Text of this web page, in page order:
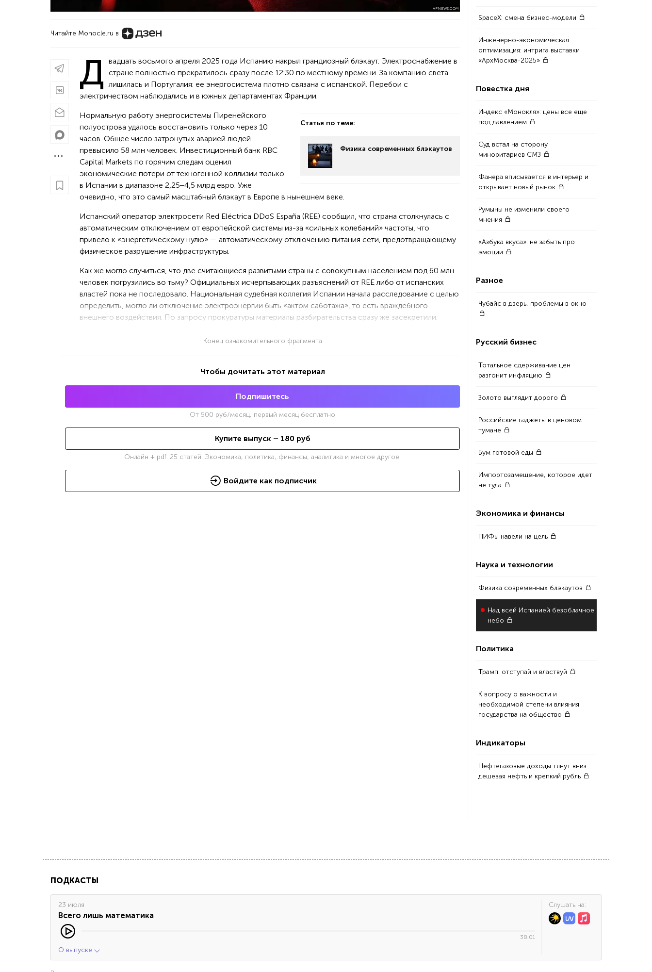
APNEWS.COM
Читайте Monocle.ru в
Д вадцать восьмого апреля 2025 года Испанию накрыл грандиозный блэкаут. Электроснабжение в
стране полностью прекратилось сразу после 12:30 по местному времени. За компанию света
лишилась и Португалия: ее энергосистема плотно связана с испанской. Перебои с
электричеством наблюдались и в южных департаментах Франции.
Статья по теме:
Физика современных блэкаутов
Нормальную работу энергосистемы Пиренейского
полуострова удалось восстановить только через 10
часов. Общее число затронутых аварией людей
превысило 58 млн человек. Инвестиционный банк RBC
Capital Markets по горячим следам оценил
экономические потери от техногенной коллизии только
в Испании в диапазоне 2,25‒4,5 млрд евро. Уже
очевидно, что это самый масштабный блэкаут в Европе в нынешнем веке.
Испанский оператор электросети Red Eléctrica DDoS España (REE) сообщил, что страна столкнулась с
автоматическим отключением от европейской системы из-за «сильных колебаний» частоты, что
привело к «энергетическому нулю» — автоматическому отключению питания сети, предотвращающему
физическое разрушение инфраструктуры.
Как же могло случиться, что две считающиеся развитыми страны с совокупным населением под 60 млн
человек погрузились во тьму? Официальных исчерпывающих разъяснений от REE либо от испанских
властей пока не последовало. Национальная судебная коллегия Испании начала расследование с целью
определить, могло ли отключение электроэнергии быть «актом саботажа», то есть враждебного
внешнего воздействия. По запросу прокуратуры материалы разбирательства сразу же засекретили.
Конец ознакомительного фрагмента
Чтобы дочитать этот материал
Подпишитесь
От 500 руб/месяц, первый месяц бесплатно
Купите выпуск – 180 руб
Онлайн + pdf. 25 статей. Экономика, политика, финансы, аналитика и многое другое.
Войдите как подписчик
SpaceX: смена бизнес-модели
Инженерно-экономическая
оптимизация: интрига выставки
«АрхМосква-2025»
Повестка дня
Индекс «Монокля»: цены все еще
под давлением
Суд встал на сторону
миноритариев СМЗ
Фанера вписывается в интерьер и
открывает новый рынок
Румыны не изменили своего
мнения
«Азбука вкуса»: не забыть про
эмоции
Разное
Чубайс в дверь, проблемы в окно
Русский бизнес
Тотальное сдерживание цен
разгонит инфляцию
Золото выглядит дорого
Российские гаджеты в ценовом
тумане
Бум готовой еды
Импортозамещение, которое идет
не туда
Экономика и финансы
ПИФы навели на цель
Наука и технологии
Физика современных блэкаутов
Над всей Испанией безоблачное
небо
Политика
Трамп: отступай и властвуй
К вопросу о важности и
необходимой степени влияния
государства на общество
Индикаторы
Нефтегазовые доходы тянут вниз
дешевая нефть и крепкий рубль
ПОДКАСТЫ
23 июля
Всего лишь математика
38:01
О выпуске
Cлушать на: